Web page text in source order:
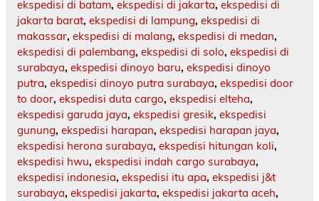
ekspedisi di batam, ekspedisi di jakarta, ekspedisi di
jakarta barat, ekspedisi di lampung, ekspedisi di
makassar, ekspedisi di malang, ekspedisi di medan,
ekspedisi di palembang, ekspedisi di solo, ekspedisi di
surabaya, ekspedisi dinoyo baru, ekspedisi dinoyo
putra, ekspedisi dinoyo putra surabaya, ekspedisi door
to door, ekspedisi duta cargo, ekspedisi elteha,
ekspedisi garuda jaya, ekspedisi gresik, ekspedisi
gunung, ekspedisi harapan, ekspedisi harapan jaya,
ekspedisi herona surabaya, ekspedisi hitungan koli,
ekspedisi hwu, ekspedisi indah cargo surabaya,
ekspedisi indonesia, ekspedisi itu apa, ekspedisi j&t
surabaya, ekspedisi jakarta, ekspedisi jakarta aceh,